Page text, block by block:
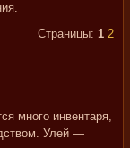
Страницы: 1 2
много инвентаря,
Улей —